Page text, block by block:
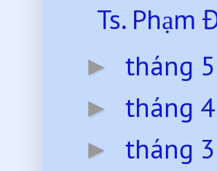
Ts. Phạm
► tháng 5
► tháng 4
► tháng 3